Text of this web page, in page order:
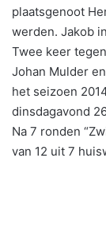
plaatsgenoot
werden. Jakob
Twee keer
Johan Mulder
het seizoen
dinsdagavond
Na 7 ronden
van 12 uit 7